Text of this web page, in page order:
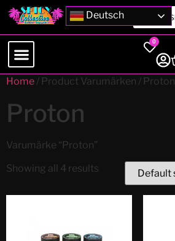
Deutsch
0
Home / Product Varumärken / Proton
Proton
Varumärke “Proton”
Showing all 4 results